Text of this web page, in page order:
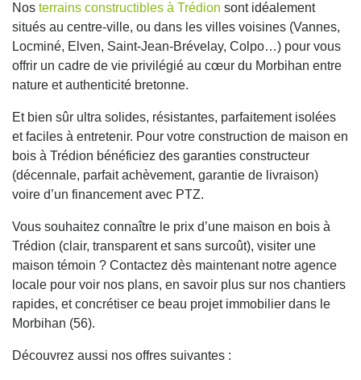
Nos terrains constructibles à Trédion sont idéalement
situés au centre-ville, ou dans les villes voisines (Vannes,
Locminé, Elven, Saint-Jean-Brévelay, Colpo…) pour vous
offrir un cadre de vie privilégié au cœur du Morbihan entre
nature et authenticité bretonne.
Et bien sûr ultra solides, résistantes, parfaitement isolées
et faciles à entretenir. Pour votre construction de maison en
bois à Trédion bénéficiez des garanties constructeur
(décennale, parfait achèvement, garantie de livraison)
voire d’un financement avec PTZ.
Vous souhaitez connaître le prix d’une maison en bois à
Trédion (clair, transparent et sans surcoût), visiter une
maison témoin ? Contactez dès maintenant notre agence
locale pour voir nos plans, en savoir plus sur nos chantiers
rapides, et concrétiser ce beau projet immobilier dans le
Morbihan (56).
Découvrez aussi nos offres suivantes :